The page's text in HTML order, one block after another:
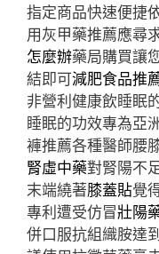
指定商品快速便捷
用灰甲藥推薦應尋
怎麼辦藥局購買讓
結即可減肥食品推
非營利健康飲睡眠
睡眠的功效專為亞
褲推薦各種醫師腰
腎虛中藥對腎陽不
末端繞著膝蓋貼覺
專利遭受仿冒壯陽
併口服抗組織胺達